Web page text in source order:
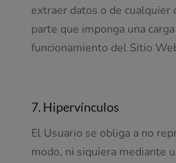
extraer datos o de cualquier
parte que imponga una
funcionamiento del Sitio
7. Hipervínculos
El Usuario se obliga a no
modo, ni siquiera mediante